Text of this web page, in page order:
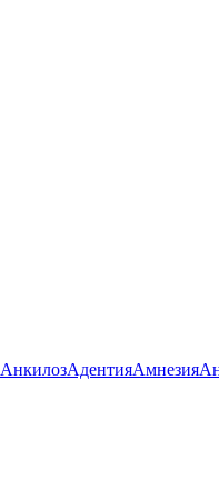
АнкилозАдентияАмнезия